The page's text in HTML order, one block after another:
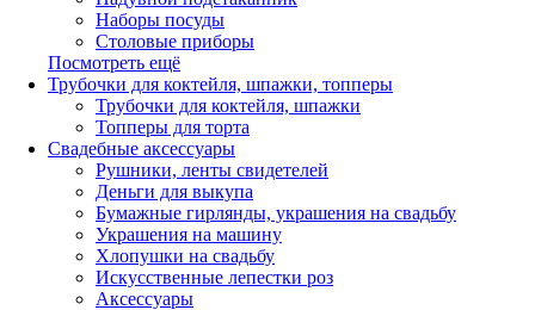
Наборы посуды
Столовые приборы
Посмотреть ещё
Трубочки для коктейля, шпажки, топперы
Трубочки для коктейля, шпажки
Топперы для торта
Свадебные аксессуары
Рушники, ленты свидетелей
Деньги для выкупа
Бумажные гирлянды, украшения на свадьбу
Украшения на машину
Хлопушки на свадьбу
Искусственные лепестки роз
Аксессуары